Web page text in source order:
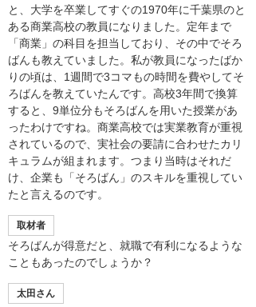
と、大学を卒業してすぐの1970年に千葉県のと
ある商業高校の教員になりました。定年まで
「商業」の科目を担当しており、その中でそろ
ばんも教えていました。私が教員になったばか
りの頃は、1週間で3コマもの時間を費やしてそ
ろばんを教えていたんです。高校3年間で換算
すると、9単位分もそろばんを用いた授業があ
ったわけですね。商業高校では実業教育が重視
されているので、実社会の要請に合わせたカリ
キュラムが組まれます。つまり当時はそれだ
け、企業も「そろばん」のスキルを重視してい
たと言えるのです。
取材者
そろばんが得意だと、就職で有利になるような
こともあったのでしょうか？
太田さん